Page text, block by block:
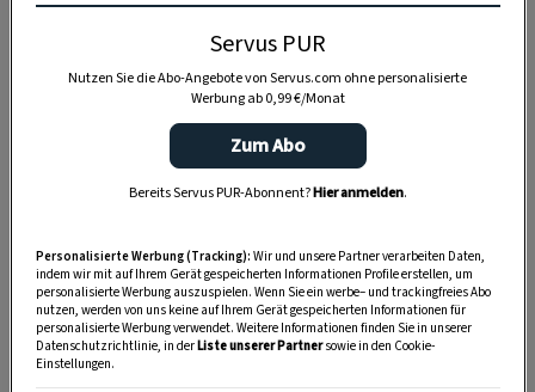
Anzeige
Servus PUR
Nutzen Sie die Abo-Angebote von Servus.com ohne personalisierte
Werbung ab 0,99 €/Monat
Zum Abo
Bereits Servus PUR-Abonnent?Hier anmelden.
Personalisierte Werbung (Tracking): Wir und unsere Partner verarbeiten Daten,
indem wir mit auf Ihrem Gerät gespeicherten Informationen Profile erstellen, um
personalisierte Werbung auszuspielen. Wenn Sie ein werbe– und trackingfreies Abo
nutzen, werden von uns keine auf Ihrem Gerät gespeicherten Informationen für
personalisierte Werbung verwendet. Weitere Informationen finden Sie in unserer
Datenschutzrichtlinie, in derListe unserer Partnersowie in den Cookie-
Einstellungen.